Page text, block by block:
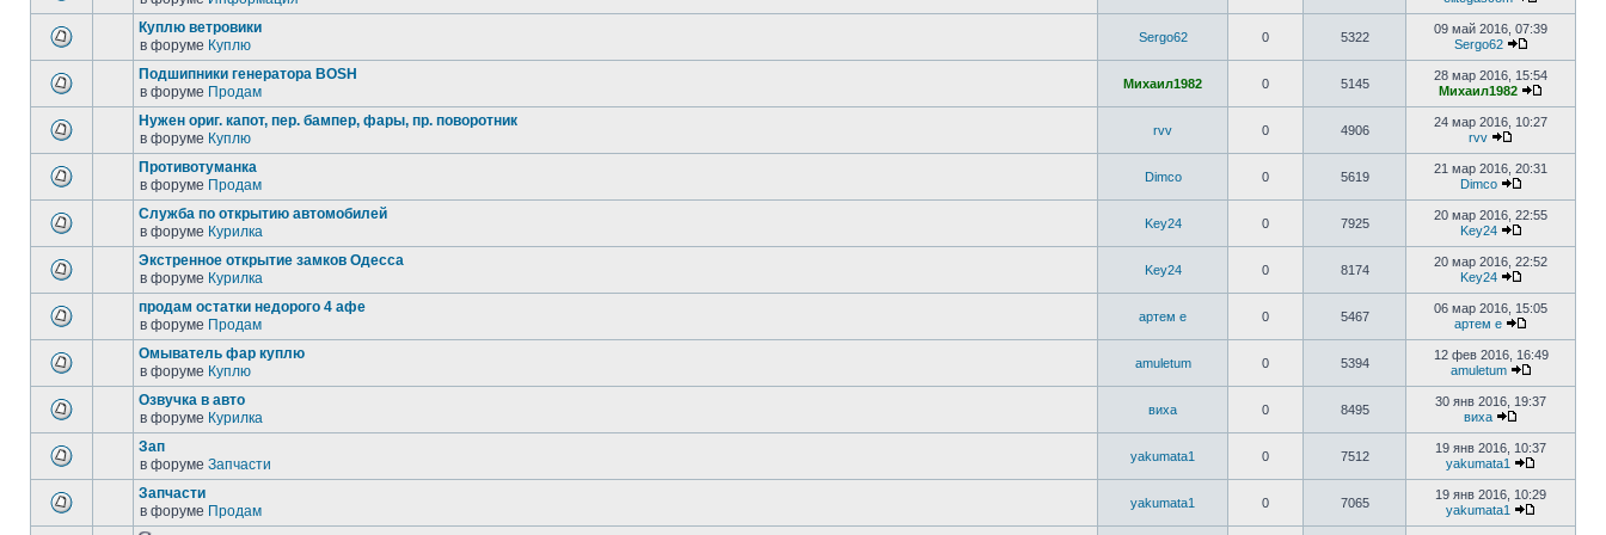
Куплю ветровики
в форуме Куплю Sergo62 0 5322
09 май 2016, 07:39
Sergo62
Подшипники генератора BOSH
в форуме Продам Михаил1982 0 5145
28 мар 2016, 15:54
Михаил1982
Нужен ориг. капот, пер. бампер, фары, пр. поворотник
в форуме Куплю rvv 0 4906
24 мар 2016, 10:27
rvv
Противотуманка
в форуме Продам Dimco 0 5619
21 мар 2016, 20:31
Dimco
Служба по открытию автомобилей
в форуме Курилка Key24 0 7925
20 мар 2016, 22:55
Key24
Экстренное открытие замков Одесса
в форуме Курилка Key24 0 8174
20 мар 2016, 22:52
Key24
продам остатки недорого 4 афе
в форуме Продам артем е 0 5467
06 мар 2016, 15:05
артем е
Омыватель фар куплю
в форуме Куплю amuletum 0 5394
12 фев 2016, 16:49
amuletum
Озвучка в авто
в форуме Курилка виха 0 8495
30 янв 2016, 19:37
виха
Зап
в форуме Запчасти yakumata1 0 7512
19 янв 2016, 10:37
yakumata1
Запчасти
в форуме Продам yakumata1 0 7065
19 янв 2016, 10:29
yakumata1